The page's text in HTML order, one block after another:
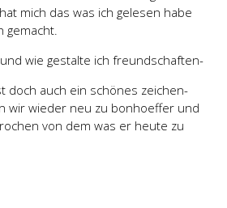
mich das was ich gelesen habe
gemacht.
wie gestalte ich freundschaften-
doch auch ein schönes zeichen-
wir wieder neu zu bonhoeffer und
von dem was er heute zu